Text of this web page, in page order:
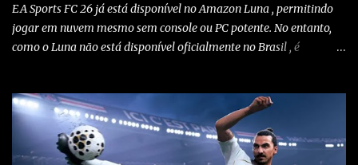
EA Sports FC 26 já está disponível no Amazon Luna , permitindo
jogar em nuvem mesmo sem console ou PC potente. No entanto,
como o Luna não está disponível oficialmente no Brasil , é
1️⃣ Alterar a região da conta Amazon Acesse sua conta Amazon em
amazon.com . Vá em “Sua Conta” > “Gerenciar Conteúdo e
Dispositivos” . No menu “Preferências” , altere o país/região para
Estados Unidos . Salve as alterações. Você também precisará ter